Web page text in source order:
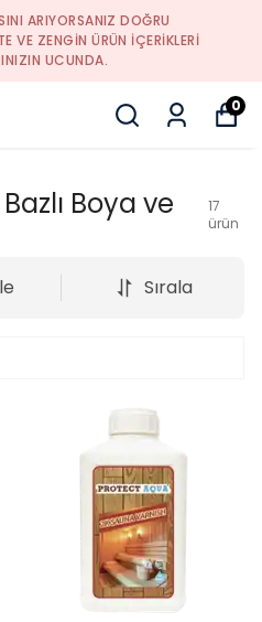
ARIYORSANIZ DOĞRU
VE ZENGIN ÜRÜN IÇERIKLERI
UCUNDA.
0
Boya ve
17
ürün
Sırala